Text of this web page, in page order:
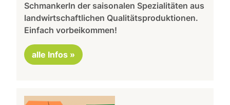
Schmankerln der saisonalen Spezialitäten aus
landwirtschaftlichen Qualitätsproduktionen.
Einfach vorbeikommen!
alle Infos »